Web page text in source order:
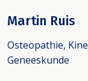
Martin Ruis
Osteopathie,
Geneeskunde